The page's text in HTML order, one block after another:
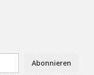
Abonnieren